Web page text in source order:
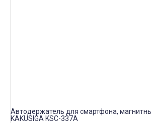
Автодержатель для смартфона,
KAKUSIGA KSC-337A